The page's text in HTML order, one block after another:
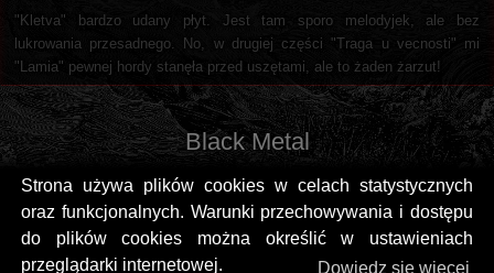
Strona używa plików cookies w celach statystycznych
oraz funkcjonalnych. Warunki przechowywania i dostępu
do plików cookies można określić w ustawieniach
przeglądarki internetowej.
Dowiedz się więcej
"Kletva" bardzo udany płyt. Jest tam sporo melodyjek, ale bez
lukrowania przesadnego. No, w drugiej części "Traga u vecnosti" mi
"Lamia" pewnej hordy stanęła przed uszętami, ale to żaden żarzut!
Black Metal